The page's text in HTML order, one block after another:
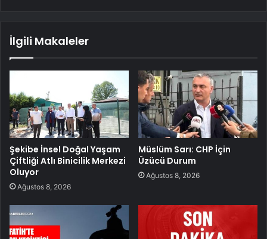
İlgili Makaleler
Şekibe İnsel Doğal Yaşam
Çiftliği Atlı Binicilik Merkezi
Oluyor
Ağustos 8, 2026
Müslüm Sarı: CHP İçin
Üzücü Durum
Ağustos 8, 2026